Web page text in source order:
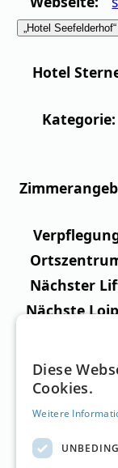
„Hotel
Hotel
Kategorie:
Nächster
Nächste
Diese
Cookies.
Weitere